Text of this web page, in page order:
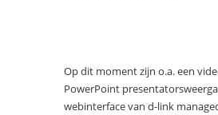
Op dit moment zijn o.a. een
PowerPoint
webinterface van d-link